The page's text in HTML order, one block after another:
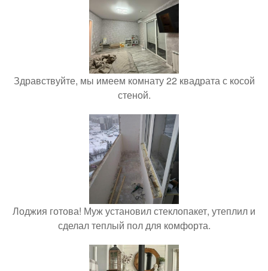
Здравствуйте, мы имеем комнату 22 квадрата с косой
стеной.
Лоджия готова! Муж установил стеклопакет, утеплил и
сделал теплый пол для комфорта.